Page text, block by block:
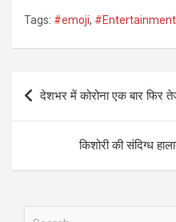
Tags: #emoji, #Entertainment
Post
navigation
देशभर में कोरोना एक बार
किशोरी की संदिग्ध